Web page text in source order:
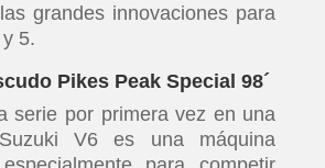
grandes innovaciones para
5.
Pikes Peak Special 98´
serie por primera vez en una
V6 es una máquina